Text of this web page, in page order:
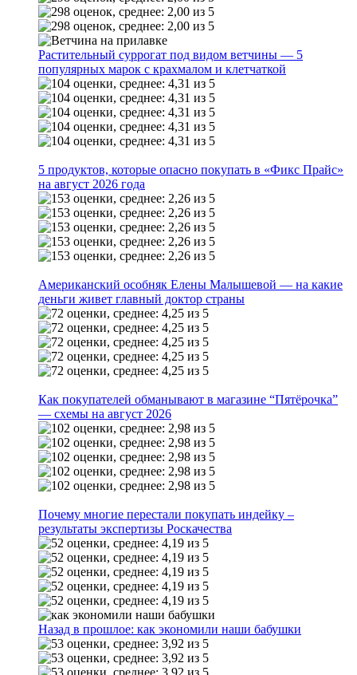
Растительный суррогат под видом ветчины — 5
популярных марок с крахмалом и клетчаткой
5 продуктов, которые опасно покупать в «Фикс Прайс»
на август 2026 года
Американский особняк Елены Малышевой — на какие
деньги живет главный доктор страны
Как покупателей обманывают в магазине “Пятёрочка”
— схемы на август 2026
Почему многие перестали покупать индейку –
результаты экспертизы Роскачества
Назад в прошлое: как экономили наши бабушки